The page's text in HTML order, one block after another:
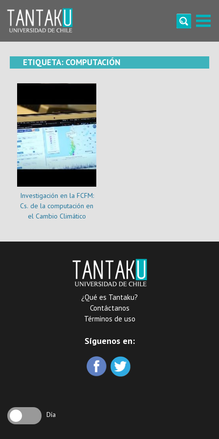
content
ETIQUETA: COMPUTACIÓN
Investigación en la FCFM:
Cs. de la computación en
el Cambio Climático
¿Qué es Tantaku?
Contáctanos
Términos de uso
Síguenos en:
Día